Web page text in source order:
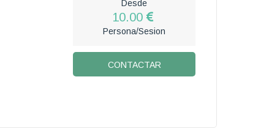
Desde
10.00
Persona/Sesion
CONTACTAR